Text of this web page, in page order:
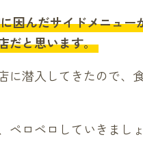
因んだサイドメニュ
だと思います。
に潜入してきたので、
ペロペロしていきまし